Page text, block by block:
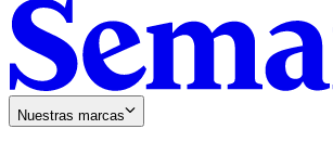
Nuestras marcas